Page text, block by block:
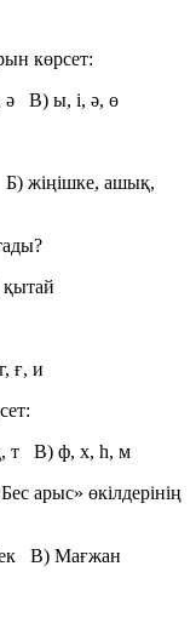
көрсет:
ә В) ы, і, ә, ө
жіңішке, ашық,
ғ, и
т В) ф, х, һ, м
арыс» өкілдерінің
В) Мағжан